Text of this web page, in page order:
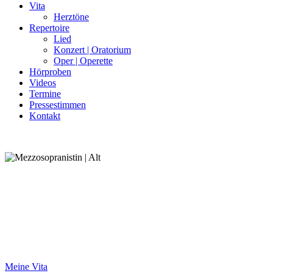
Vita
Herztöne
Repertoire
Lied
Konzert | Oratorium
Oper | Operette
Hörproben
Videos
Termine
Pressestimmen
Kontakt
Meine Vita